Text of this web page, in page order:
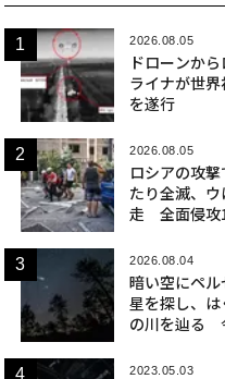
2026.08.05
ドローンか
ライナが世界
を遂行
2026.08.05
ロシアの攻
たり全滅、
走 全面侵攻
2026.08.04
暗い空にペ
星を探し、
の川を辿る
2023.05.03